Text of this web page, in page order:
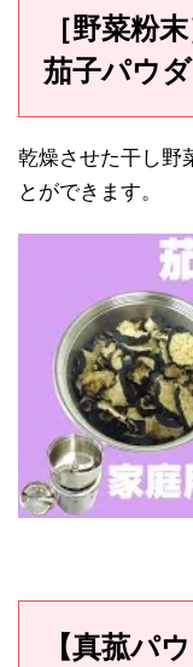
［野菜粉
茄子パウ
乾燥させた干し野
とができます。
【真菰パ